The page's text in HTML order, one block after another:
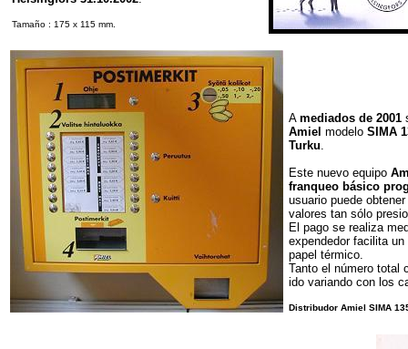
Tamaño : 175 x 115 mm.
A mediados de 2001
Amiel modelo SIMA
Turku.
Este nuevo equipo
franqueo básico
usuario puede
valores tan sólo
El pago se realiza
expendedor facilita un
papel térmico.
Tanto el número total
ido variando con los
Distribudor Amiel SIMA